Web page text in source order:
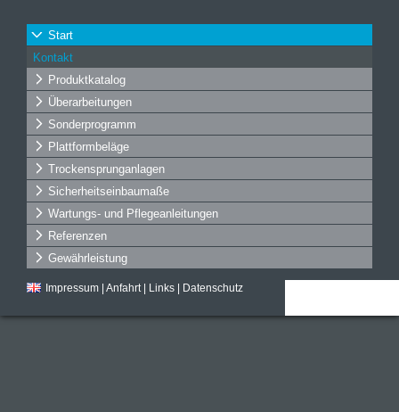
Start
Kontakt
Produktkatalog
Überarbeitungen
Sonderprogramm
Plattformbeläge
Trockensprunganlagen
Sicherheitseinbaumaße
Wartungs- und Pflegeanleitungen
Referenzen
Gewährleistung
Impressum Anfahrt Links Datenschutz